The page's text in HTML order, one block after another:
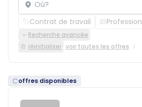
Contrat de travail Profession
Recherche avancée
réinitialiser voir toutes les offres
offres disponibles